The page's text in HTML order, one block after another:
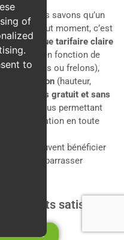
: Nous savons qu’un
à tout moment, c’est
unepolitique tarifaire claire
adaptés en fonction de
(guêpes ou frelons),
(hauteur,
un
devis gratuit et sans
vous permettant
l’opération en toute
peuvent bénéficier
pour se débarrasser
clients satisfaits
of
to